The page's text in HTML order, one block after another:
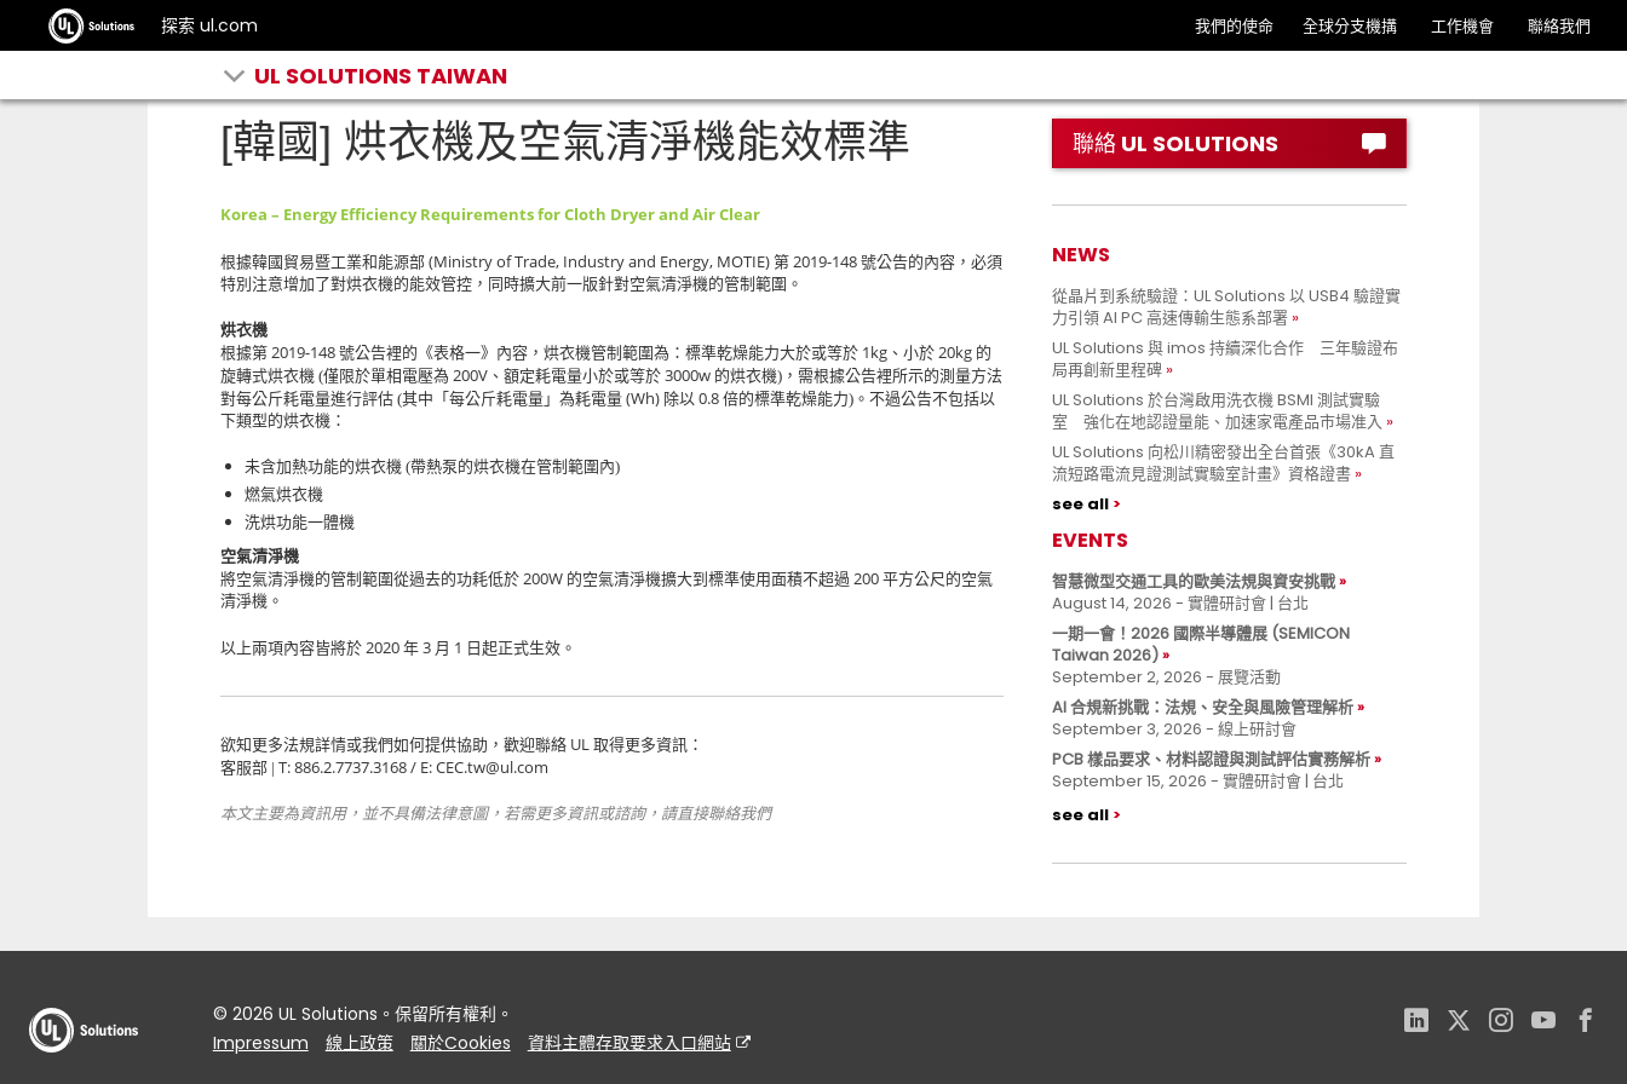
探索 ul.com 我們的使命 全球分支機搆 工作機會 聯絡我們
UL SOLUTIONS TAIWAN
[韓國] 烘衣機及空氣清淨機能效標準
Korea – Energy Efficiency Requirements for Cloth Dryer and Air Clear
根據韓國貿易暨工業和能源部 (Ministry of Trade, Industry and Energy, MOTIE) 第 2019-148 號公告的內容，必須
特別注意增加了對烘衣機的能效管控，同時擴大前一版針對空氣清淨機的管制範圍。
烘衣機
根據第 2019-148 號公告裡的《表格一》內容，烘衣機管制範圍為：標準乾燥能力大於或等於 1kg 、小於 20kg 的
旋轉式烘衣機 (僅限於單相電壓為 200V 、額定耗電量小於或等於 3000w 的烘衣機)，需根據公告裡所示的測量方法
對每公斤耗電量進行評估 (其中「每公斤耗電量」為耗電量 (Wh) 除以 0.8 倍的標準乾燥能力)。不過公告不包括以
下類型的烘衣機：
未含加熱功能的烘衣機 (帶熱泵的烘衣機在管制範圍內)
燃氣烘衣機
洗烘功能一體機
空氣清淨機
將空氣清淨機的管制範圍從過去的功耗低於 200W 的空氣清淨機擴大到標準使用面積不超過 200 平方公尺的空氣
清淨機。
以上兩項內容皆將於 2020 年 3 月 1 日起正式生效。
欲知更多法規詳情或我們如何提供協助，歡迎聯絡 UL 取得更多資訊：
客服部 | T: 886.2.7737.3168 / E: CEC.tw@ul.com
本文主要為資訊用，並不具備法律意圖，若需更多資訊或諮詢，請直接聯絡我們
聯絡 UL SOLUTIONS
NEWS
從晶片到系統驗證：UL Solutions 以 USB4 驗證實
力引領 AI PC 高速傳輸生態系部署
UL Solutions 與 imos 持續深化合作 三年驗證布
局再創新里程碑
UL Solutions 於台灣啟用洗衣機 BSMI 測試實驗
室 強化在地認證量能、加速家電產品市場准入
UL Solutions 向松川精密發出全台首張《30kA 直
流短路電流見證測試實驗室計畫》資格證書
see all
EVENTS
智慧微型交通工具的歐美法規與資安挑戰
August 14, 2026 - 實體研討會 | 台北
一期一會！2026 國際半導體展 (SEMICON
Taiwan 2026)
September 2, 2026 - 展覽活動
AI 合規新挑戰：法規、安全與風險管理解析
September 3, 2026 - 線上研討會
PCB 樣品要求、材料認證與測試評估實務解析
September 15, 2026 - 實體研討會 | 台北
see all
© 2026 UL Solutions。保留所有權利。
Impressum
線上政策 關於Cookies 資料主體存取要求入口網站